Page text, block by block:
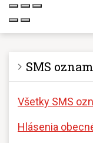
SMS
Všetky SMS
Hlásenia